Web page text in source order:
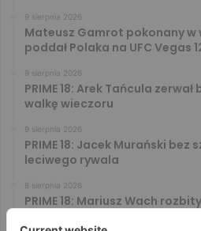
9 sierpnia 2026
Mateusz Gamrot pokonany w
poddał Polaka na UFC Vegas
9 sierpnia 2026
PRIME 18: Arek Tańcula
walkę wieczoru
9 sierpnia 2026
PRIME 18: Jacek Murański bez
leciwego rywala
8 sierpnia 2026
PRIME 18: Mariusz Wach